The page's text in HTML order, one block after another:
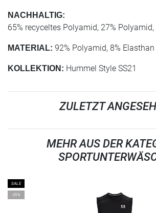
NACHHALTIG:
65% recyceltes Polyamid, 27%
MATERIAL: 92% Polyamid, 8%
KOLLEKTION: Hummel Style SS21
ZULETZT
MEHR AUS DER
SALE
-25%